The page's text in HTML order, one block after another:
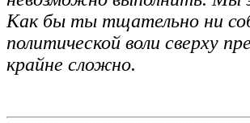
Как бы ты тщательно ни
политической воли сверху
крайне сложно.